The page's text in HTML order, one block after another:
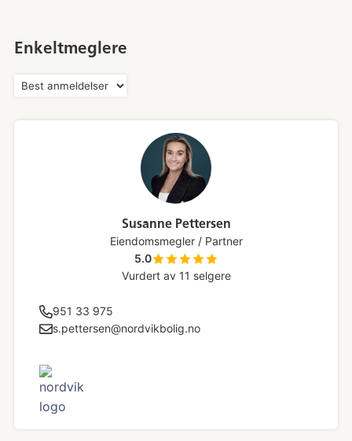
Enkeltmeglere
Susanne Pettersen
Eiendomsmegler / Partner
5.0
Vurdert av 11 selgere
951 33 975
s.pettersen@nordvikbolig.no